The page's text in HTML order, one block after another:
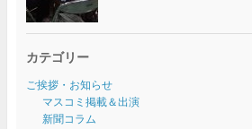
カテゴリー
ご挨拶・お知らせ
マスコミ掲載＆出演
新聞コラム